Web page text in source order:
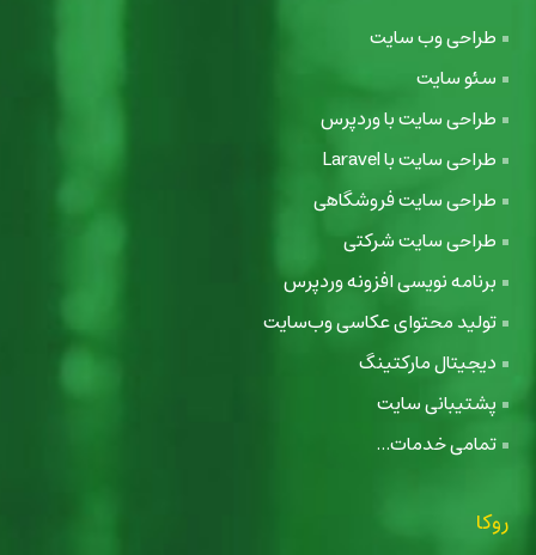
طراحی وب سایت
سئو سایت
طراحی سایت با وردپرس
طراحی سایت با Laravel
طراحی سایت فروشگاهی
طراحی سایت شرکتی
برنامه نویسی افزونه وردپرس
تولید محتوای عکاسی وب‌سایت
دیجیتال مارکتینگ
پشتیبانی سایت
تمامی خدمات...
روکا